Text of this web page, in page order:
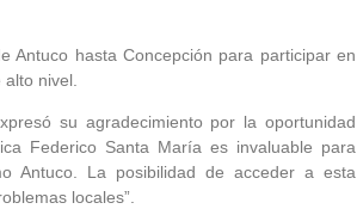
Antuco hasta Concepción para participar en
alto nivel.
su agradecimiento por la oportunidad
Federico Santa María es invaluable para
Antuco. La posibilidad de acceder a esta
locales”.